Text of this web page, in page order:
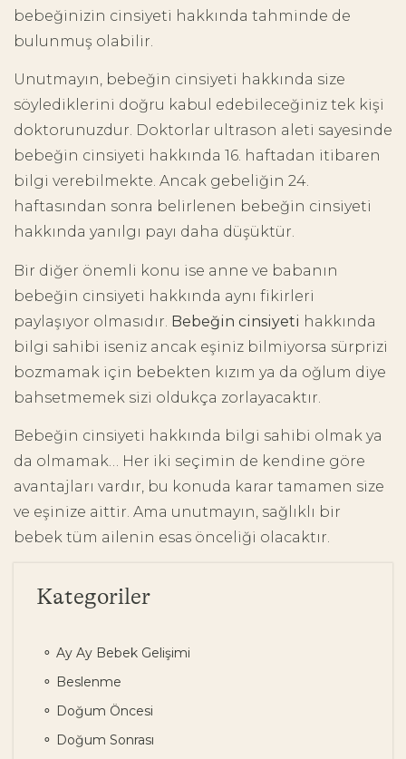
bebeğinizin cinsiyeti hakkında tahminde de
bulunmuş olabilir.
Unutmayın, bebeğin cinsiyeti hakkında size
söylediklerini doğru kabul edebileceğiniz tek kişi
doktorunuzdur. Doktorlar ultrason aleti sayesinde
bebeğin cinsiyeti hakkında 16. haftadan itibaren
bilgi verebilmekte. Ancak gebeliğin 24.
haftasından sonra belirlenen bebeğin cinsiyeti
hakkında yanılgı payı daha düşüktür.
Bir diğer önemli konu ise anne ve babanın
bebeğin cinsiyeti hakkında aynı fikirleri
paylaşıyor olmasıdır. Bebeğin cinsiyeti hakkında
bilgi sahibi iseniz ancak eşiniz bilmiyorsa sürprizi
bozmamak için bebekten kızım ya da oğlum diye
bahsetmemek sizi oldukça zorlayacaktır.
Bebeğin cinsiyeti hakkında bilgi sahibi olmak ya
da olmamak… Her iki seçimin de kendine göre
avantajları vardır, bu konuda karar tamamen size
ve eşinize aittir. Ama unutmayın, sağlıklı bir
bebek tüm ailenin esas önceliği olacaktır.
Kategoriler
Ay Ay Bebek Gelişimi
Beslenme
Doğum Öncesi
Doğum Sonrası